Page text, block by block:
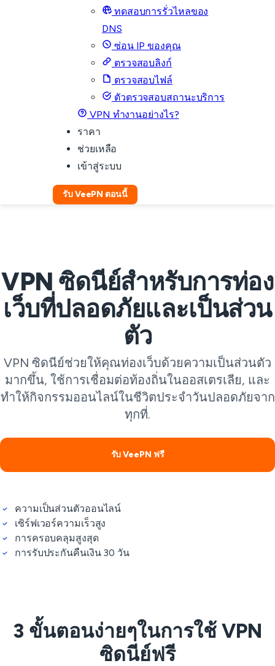
ทดสอบการรั่วไหลของ
DNS
ซ่อน IP ของคุณ
ตรวจสอบลิงก์
ตรวจสอบไฟล์
ตัวตรวจสอบสถานะบริการ
VPN ทำงานอย่างไร?
ราคา
ช่วยเหลือ
เข้าสู่ระบบ
รับ VeePN ตอนนี้
VPN ซิดนีย์สำหรับการท่อง
เว็บที่ปลอดภัยและเป็นส่วน
ตัว
VPN ซิดนีย์ช่วยให้คุณท่องเว็บด้วยความเป็นส่วนตัว
มากขึ้น, ใช้การเชื่อมต่อท้องถิ่นในออสเตรเลีย, และ
ทำให้กิจกรรมออนไลน์ในชีวิตประจำวันปลอดภัยจาก
ทุกที่.
รับ VeePN ฟรี
ความเป็นส่วนตัวออนไลน์
เซิร์ฟเวอร์ความเร็วสูง
การครอบคลุมสูงสุด
การรับประกันคืนเงิน 30 วัน
3 ขั้นตอนง่ายๆในการใช้ VPN
ซิดนีย์ฟรี